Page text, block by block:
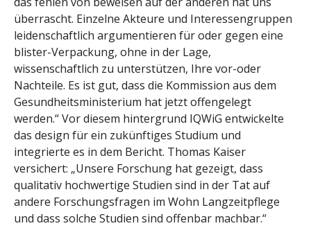
überrascht. Einzelne Akteure und Interessengruppen
leidenschaftlich argumentieren für oder gegen eine
blister-Verpackung, ohne in der Lage,
wissenschaftlich zu unterstützen, Ihre vor-oder
Nachteile. Es ist gut, dass die Kommission aus dem
Gesundheitsministerium hat jetzt offengelegt
werden.“ Vor diesem hintergrund IQWiG entwickelte
das design für ein zukünftiges Studium und
integrierte es in dem Bericht. Thomas Kaiser
versichert: „Unsere Forschung hat gezeigt, dass
qualitativ hochwertige Studien sind in der Tat auf
andere Forschungsfragen im Wohn Langzeitpflege
und dass solche Studien sind offenbar machbar.“